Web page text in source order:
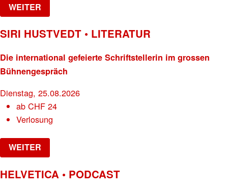
WEITER
SIRI HUSTVEDT • LITERATUR
Die international gefeierte Schriftstellerin im grossen
Bühnengespräch
Dienstag, 25.08.2026
abCHF 24
Verlosung
WEITER
HELVETICA • PODCAST